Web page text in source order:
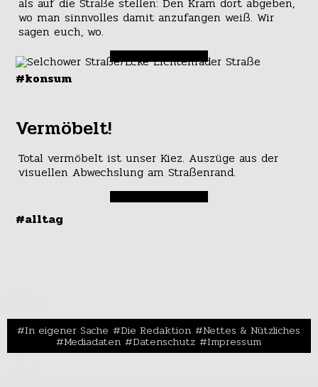
wo man sinnvolles damit anzufangen weiß. Wir
sagen euch, wo.
#konsum
Vermöbelt!
Total vermöbelt ist unser Kiez. Auszüge aus der
visuellen Abwechslung am Straßenrand.
#alltag
In eigener Sache Die Redaktion Nettes & Nützliches
Mediadaten Datenschutz Impressum